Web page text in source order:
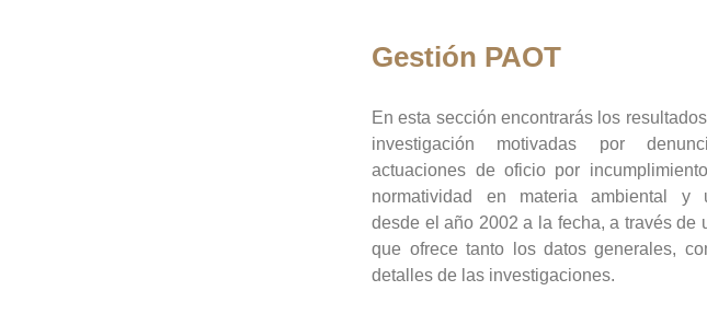
Gestión PAOT
En esta sección encontrarás los
investigación motivadas por
actuaciones de oficio por
normatividad en materia ambiental y
desde el año 2002 a la fecha, a través de
que ofrece tanto los datos generales,
detalles de las investigaciones.